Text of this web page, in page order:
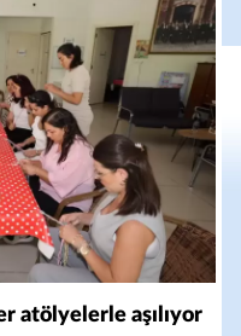
atölyelerle aşılıyor